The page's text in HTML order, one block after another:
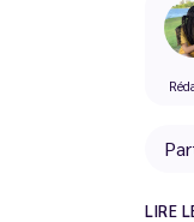
LIRE